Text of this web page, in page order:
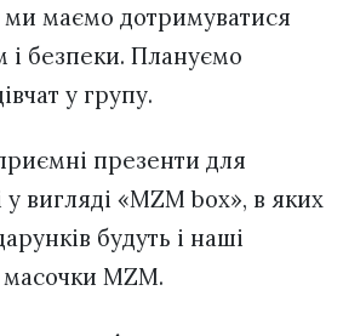
маємо дотримуватися
і безпеки. Плануємо
у групу.
презенти для
вигляді «MZM box», в яких
будуть і наші
масочки MZM.